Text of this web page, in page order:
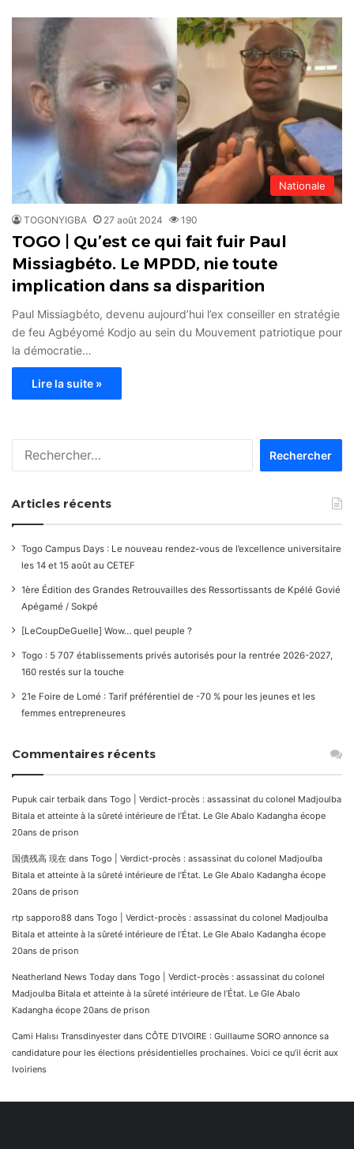
Nationale
TOGONYIGBA 27 août 2024 190
TOGO | Qu’est ce qui fait fuir Paul
Missiagbéto. Le MPDD, nie toute
implication dans sa disparition
Paul Missiagbéto, devenu aujourd’hui l’ex conseiller en stratégie
de feu Agbéyomé Kodjo au sein du Mouvement patriotique pour
la démocratie…
Lire la suite »
Articles récents
Togo Campus Days : Le nouveau rendez-vous de l’excellence universitaire
les 14 et 15 août au CETEF
1ère Édition des Grandes Retrouvailles des Ressortissants de Kpélé Govié
Apégamé / Sokpé
[LeCoupDeGuelle] Wow… quel peuple ?
Togo : 5 707 établissements privés autorisés pour la rentrée 2026-2027,
160 restés sur la touche
21e Foire de Lomé : Tarif préférentiel de -70 % pour les jeunes et les
femmes entrepreneures
Commentaires récents
Pupuk cair terbaik dans Togo | Verdict-procès : assassinat du colonel Madjoulba
Bitala et atteinte à la sûreté intérieure de l’État. Le Gle Abalo Kadangha écope
20ans de prison
国債残高 現在 dans Togo | Verdict-procès : assassinat du colonel Madjoulba
Bitala et atteinte à la sûreté intérieure de l’État. Le Gle Abalo Kadangha écope
20ans de prison
rtp sapporo88 dans Togo | Verdict-procès : assassinat du colonel Madjoulba
Bitala et atteinte à la sûreté intérieure de l’État. Le Gle Abalo Kadangha écope
20ans de prison
Neatherland News Today dans Togo | Verdict-procès : assassinat du colonel
Madjoulba Bitala et atteinte à la sûreté intérieure de l’État. Le Gle Abalo
Kadangha écope 20ans de prison
Cami Halısı Transdinyester dans CÔTE D’IVOIRE : Guillaume SORO annonce sa
candidature pour les élections présidentielles prochaines. Voici ce qu’il écrit aux
Ivoiriens